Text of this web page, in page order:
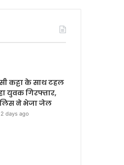
कट्टा के साथ टहल
युवक गिरफ्तार,
ने भेजा जेल
2 days ago